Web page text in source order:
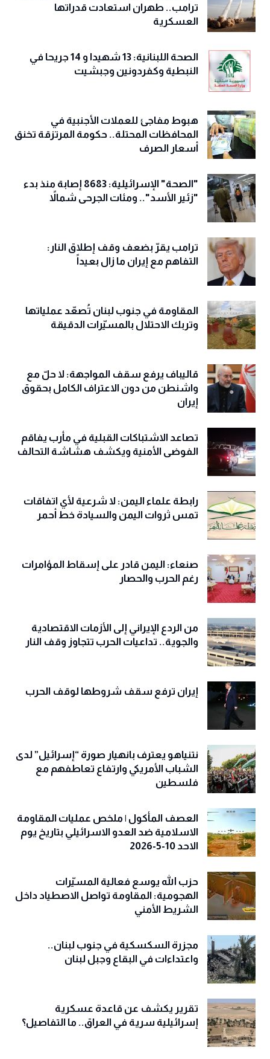
ترامب.. طهران استعادت قدراتها
العسكرية
الصحة اللبنانية: 13 شهيدا و 14 جريحا في
النبطية وكفردونين وجبشيت
هبوط مفاجئ للعملات الأجنبية في
المحافظات المحتلة.. حكومة المرتزقة تخنق
أسعار الصرف
"الصحة" الإسرائيلية: 8683 إصابة منذ بدء
"زئير الأسد".. ومئات الجرحى شمالاً
ترامب يقرّ بضعف وقف إطلاق النار:
التفاهم مع إيران ما زال بعيداً
المقاومة في جنوب لبنان تُصعّد عملياتها
وتربك الاحتلال بالمسيّرات الدقيقة
قاليباف يرفع سقف المواجهة: لا حلّ مع
واشنطن من دون الاعتراف الكامل بحقوق
إيران
تصاعد الاشتباكات القبلية في مأرب يفاقم
الفوضى الأمنية ويكشف هشاشة التحالف
رابطة علماء اليمن: لا شرعية لأي اتفاقات
تمس ثروات اليمن والسيادة خط أحمر
صنعاء: اليمن قادر على إسقاط المؤامرات
رغم الحرب والحصار
من الردع الإيراني إلى الأزمات الاقتصادية
والجوية.. تداعيات الحرب تتجاوز وقف النار
إيران ترفع سقف شروطها لوقف الحرب
نتنياهو يعترف بانهيار صورة “إسرائيل” لدى
الشباب الأمريكي وارتفاع تعاطفهم مع
فلسطين
العصف المأكول | ملخص عمليات المقاومة
الاسلامية ضد العدو الاسرائيلي بتاريخ يوم
الاحد 10-5-2026
حزب الله يوسع فعالية المسيّرات
الهجومية: المقاومة تواصل الاصطياد داخل
الشريط الأمني
مجزرة السكسكية في جنوب لبنان..
واعتداءات في البقاع وجبل لبنان
تقرير يكشف عن قاعدة عسكرية
إسرائيلية سرية في العراق.. ما التفاصيل؟